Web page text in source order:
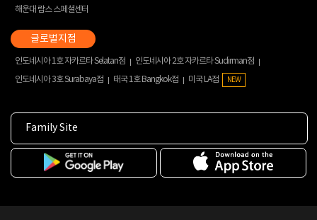
해운대 람스 스페셜센터
인도네시아 1호 자카르타 Selatan점
인도네시아 2호 자카르타 Sudirman점
인도네시아 3호 Surabaya점
태국 1호 Bangkok점 미국 LA점 NEW
Family Site